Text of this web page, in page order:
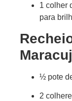
1 colher
para
½ pote
2